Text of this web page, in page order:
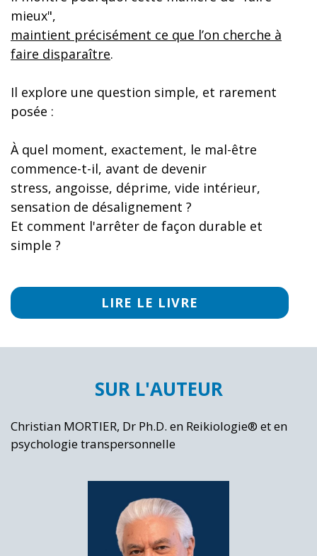
mieux",
maintient précisément ce que l’on cherche à
faire disparaître.
Il explore une question simple, et rarement
posée :
À quel moment, exactement, le mal-être
commence-t-il, avant de devenir
stress, angoisse, déprime, vide intérieur,
sensation de désalignement ?
Et comment l'arrêter de façon durable et
simple ?
LIRE LE LIVRE
SUR L'AUTEUR
Christian MORTIER, Dr Ph.D. en Reikiologie® et en
psychologie transpersonnelle